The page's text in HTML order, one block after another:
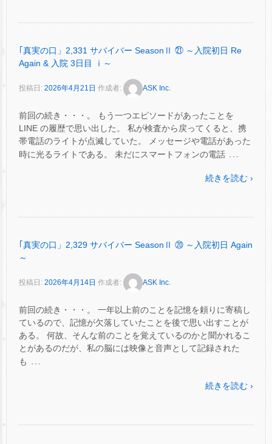
｢真実の口」2,331 サバイバー SeasonⅡ ㉑ ～入院初日 Re
Again & 入院 3日目 ⅰ～
投稿日: 2026年4月21日 作成者: ASK Inc.
前回の続き・・・。 もう一つエピソードがあったことを
LINE の履歴で思い出した。 私が検査から戻ってくると、携
帯電話のライトが点滅していた。 メッセージや電話があった
時に光るライトである。 未だにスマートフォンの電話 …
続きを読む ›
｢真実の口」2,329 サバイバー SeasonⅡ ⑳ ～入院初日 Again
～
投稿日: 2026年4月14日 作成者: ASK Inc.
前回の続き・・・。 一年以上前のことを記憶を頼りに寄稿し
ているので、記憶が欠落していたことを後で思い出すことが
ある。 何故、そんな前のことを覚えているのかと聞かれるこ
とがあるのだが、私の脳には映像と音声として記録された
も …
続きを読む ›